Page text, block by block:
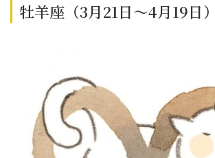
牡羊座（3月21日～4月19